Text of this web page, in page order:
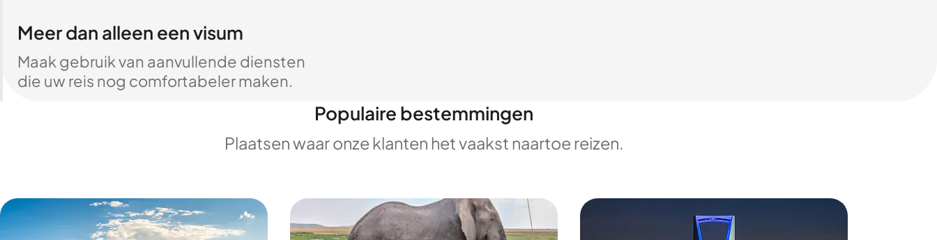
Meer dan alleen een visum
Maak gebruik van aanvullende diensten
die uw reis nog comfortabeler maken.
Populaire bestemmingen
Plaatsen waar onze klanten het vaakst naartoe reizen.